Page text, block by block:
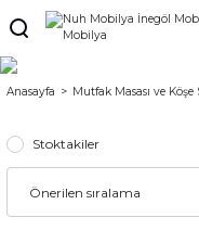
Anasayfa Mutfak Masası ve Köşe
Stoktakiler